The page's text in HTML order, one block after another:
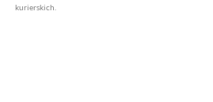
kurierskich.